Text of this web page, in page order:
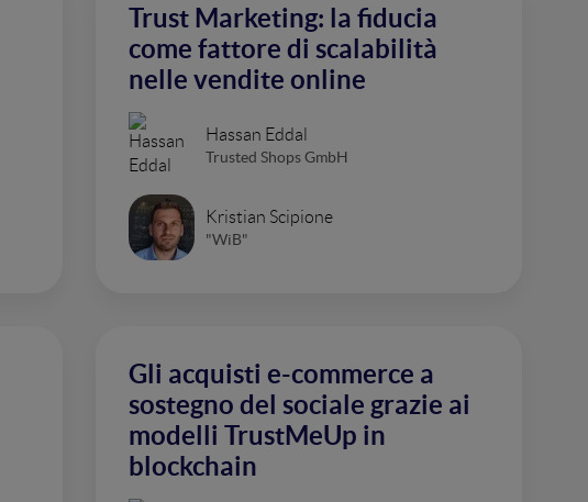
Trust Marketing: la fiducia
come fattore di scalabilità
nelle vendite online
Hassan Eddal
Trusted Shops GmbH
Kristian Scipione
"WiB"
Gli acquisti e-commerce a
sostegno del sociale grazie ai
modelli TrustMeUp in
blockchain